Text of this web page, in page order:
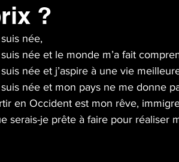
?
née,
née et le monde m’a fait
née et j’aspire à une vie
née et mon pays ne me donne
en Occident est mon rêve,
serais-je prête à faire pour réaliser